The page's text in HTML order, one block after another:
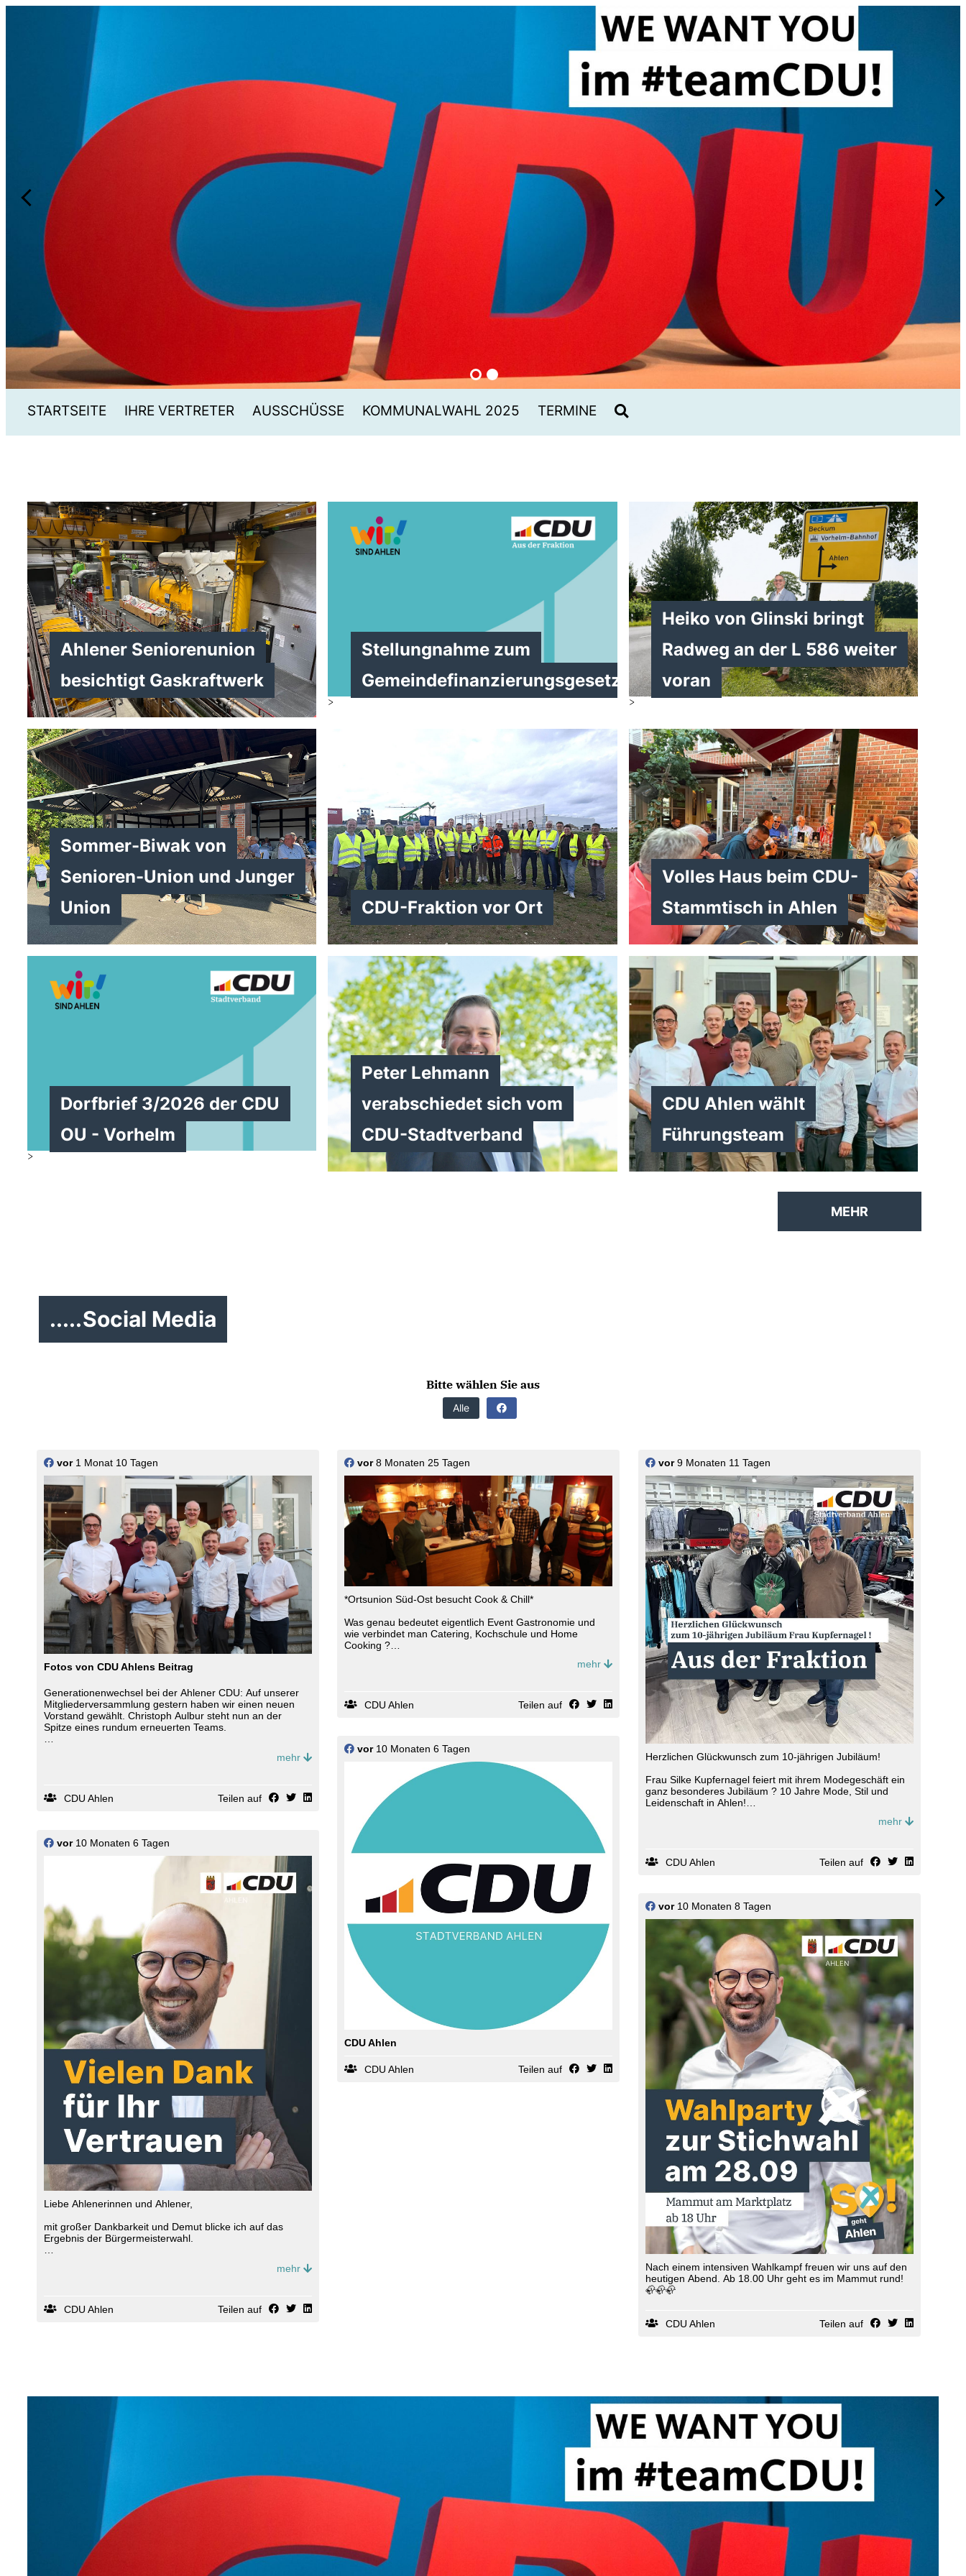
STARTSEITE IHRE VERTRETER AUSSCHÜSSE KOMMUNALWAHL 2025 TERMINE
Ahlener Seniorenunion
besichtigt Gaskraftwerk
Stellungnahme zum
Gemeindefinanzierungsgesetz
>
Heiko von Glinski bringt
Radweg an der L 586 weiter
voran
>
Sommer-Biwak von
Senioren-Union und Junger
Union
CDU-Fraktion vor Ort
Volles Haus beim CDU-
Stammtisch in Ahlen
Dorfbrief 3/2026 der CDU
OU - Vorhelm
>
Peter Lehmann
verabschiedet sich vom
CDU-Stadtverband
CDU Ahlen wählt
Führungsteam
MEHR
.....Social Media
Bitte wählen Sie aus
Alle
vor1 Monat 10 Tagen
Fotos von CDU Ahlens Beitrag
Generationenwechsel bei der Ahlener CDU: Auf unserer
Mitgliederversammlung gestern haben wir einen neuen
Vorstand gewählt. Christoph Aulbur steht nun an der
Spitze eines rundum erneuerten Teams.
Mitgliedern für ihr Erscheinen und das Vertrauen sowie
Vorsitzenden Peter Lehmann werden im Rahmen unseres
mehr
CDU Ahlen Teilen auf
vor8 Monaten 25 Tagen
*Ortsunion Süd-Ost besucht Cook & Chill*
Was genau bedeutet eigentlich Event Gastronomie und
wie verbindet man Catering, Kochschule und Home
Cooking ?
der Ortsunion zugleich.
mehr
CDU Ahlen Teilen auf
vor9 Monaten 11 Tagen
Herzlichen Glückwunsch zum 10-jährigen Jubiläum!
Frau Silke Kupfernagel feiert mit ihrem Modegeschäft ein
ganz besonderes Jubiläum ? 10 Jahre Mode, Stil und
Leidenschaft in Ahlen!
Im Namen der CDU Ahlen gratulierten Ralf Marciniak und
Kupfernagels Engagement, ihre Verbundenheit zur Stadt
und leckeren Keksen am Wahlkampfstand oder mit
tatkräftiger Hilfe wie einem bereitgestellten Tisch, etc..
https://cdu-ahlen.de
#cduahlen
cduwarendorf ahlen#cdu
#800jahreahlen #ehrenamt#seniorenunion #cdusenioren
cdumuensterland#cdunrw #ahlen#jungeunionahlen
mehr
CDU Ahlen Teilen auf
vor10 Monaten 6 Tagen
CDU Ahlen
CDU Ahlen Teilen auf
vor10 Monaten 6 Tagen
Liebe Ahlenerinnen und Ahlener,
mit großer Dankbarkeit und Demut blicke ich auf das
Ergebnis der Bürgermeisterwahl.
die Chance gegeben, unsere gemeinsame Heimatstadt
Dieses Vertrauen ist für mich ein Geschenk, aber auch ein
Für Sie.Für Dich.Für Ahlen.
mehr
CDU Ahlen Teilen auf
vor10 Monaten 8 Tagen
Nach einem intensiven Wahlkampf freuen wir uns auf den
heutigen Abend. Ab 18.00 Uhr geht es im Mammut rund!
🦣🦣🦣
CDU Ahlen Teilen auf